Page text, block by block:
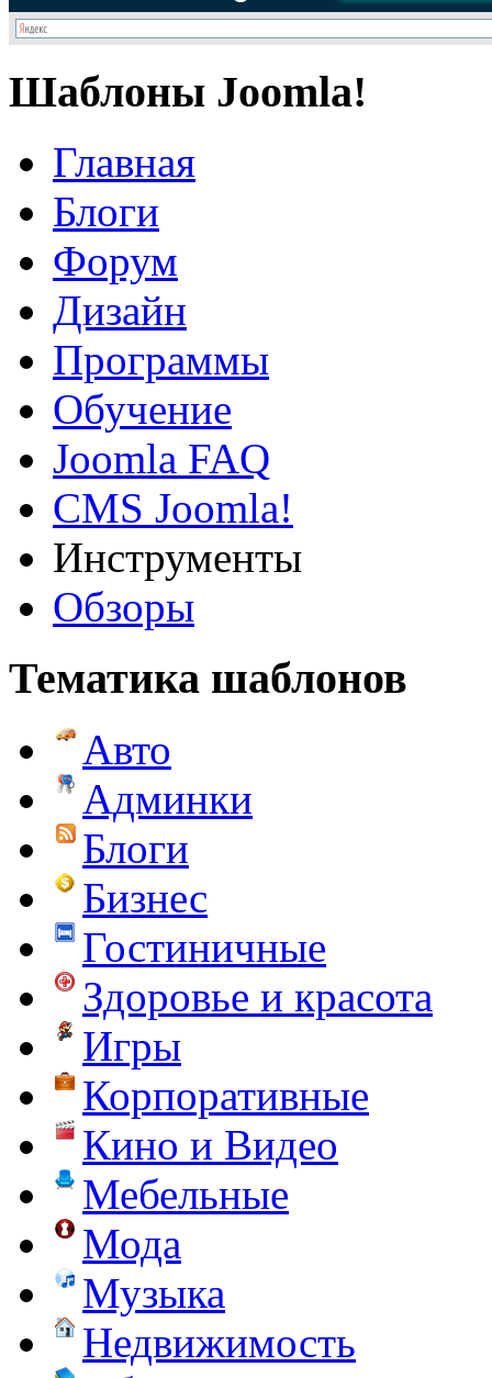
Шаблоны Joomla!
Главная
Блоги
Форум
Дизайн
Программы
Обучение
Joomla FAQ
CMS Joomla!
Инструменты
Обзоры
Тематика шаблонов
Авто
Админки
Блоги
Бизнес
Гостиничные
Здоровье и красота
Игры
Корпоративные
Кино и Видео
Мебельные
Мода
Музыка
Недвижимость